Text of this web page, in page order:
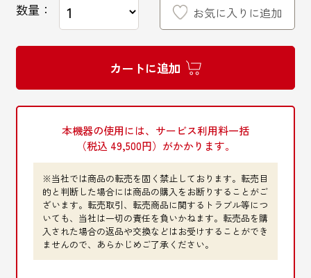
お電話でのお問い合わせ
0120-810-771
FAXでのお問い合わせ
0120-810-130
24時間自動受付
数量：
カートに追加
お気に入りに追加
本機器の使用には、サービス利用料一括
（税込 49,500円）がかかります。
※当社では商品の転売を固く禁止しております。転売目
的と判断した場合には商品の購入をお断りすることがご
ざいます。転売取引、転売商品に関するトラブル等につ
いても、当社は一切の責任を負いかねます。転売品を購
入された場合の返品や交換などはお受けすることができ
ませんので、あらかじめご了承ください。